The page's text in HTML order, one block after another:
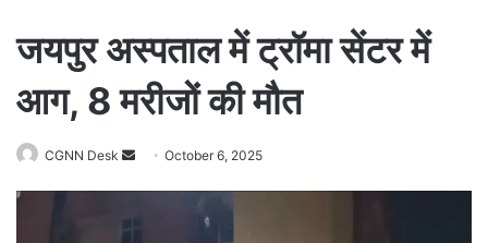
जयपुर अस्पताल में ट्रॉमा सेंटर में
आग, 8 मरीजों की मौत
CGNN Desk
d
October 6, 2025